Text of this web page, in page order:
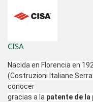
CISA
Nacida en Florencia en
(Costruzioni Italiane
conocer
gracias a la patente de